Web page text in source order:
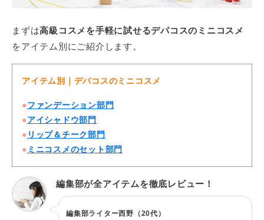
まずは高級コスメを手軽に試せるデパコスのミニコスメ
をアイテム別にご紹介します。
アイテム別｜デパコスのミニコスメ
●ファンデーション部門
●アイシャドウ部門
● リップ＆チーク部門
● ミニコスメのセット部門
編集部が全アイテムを徹底レビュー！
編集部ライター西野（20代）